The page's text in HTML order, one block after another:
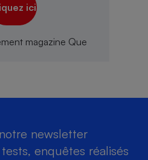
ici
newsletter
enquêtes réalisés